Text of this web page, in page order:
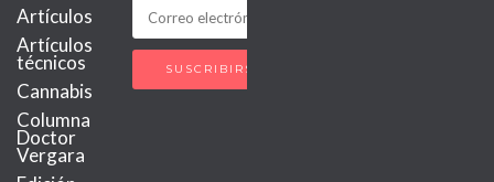
Artículos
Artículos
técnicos
Cannabis
Columna
Doctor
Vergara